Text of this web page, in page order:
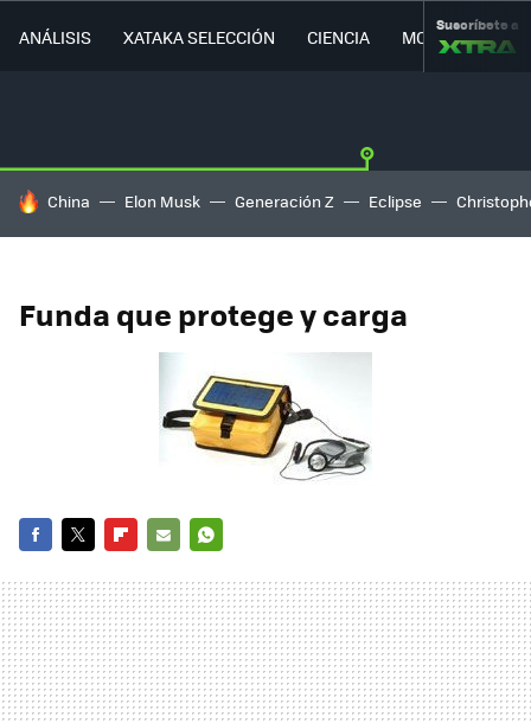
ANÁLISIS XATAKA SELECCIÓN CIENCIA MOVILIDAD
Suscríbete a
HOY SE HABLA DE
China Elon Musk Generación Z Eclipse
Funda que protege y carga
MAIL